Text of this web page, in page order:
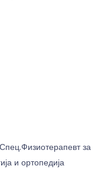
за
и ортопедија